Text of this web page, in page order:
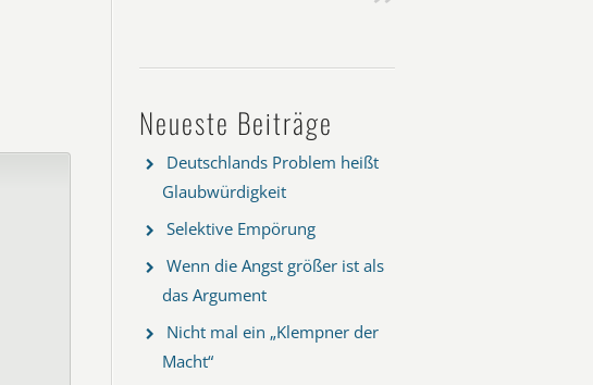
Neueste Beiträge
Deutschlands Problem heißt
Glaubwürdigkeit
Selektive Empörung
Wenn die Angst größer ist als
das Argument
Nicht mal ein „Klempner der
Macht“